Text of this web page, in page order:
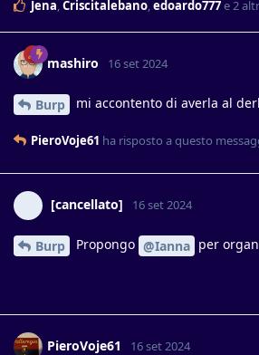
Jena,Criscitalebano,edoardo777e2
mashiro 16 set 2024
Burp mi accontento di averla al
PieroVoje61 ha risposto a questo
[cancellato] 16 set 2024
Burp Propongo @Ianna per
PieroVoje61 16 set 2024